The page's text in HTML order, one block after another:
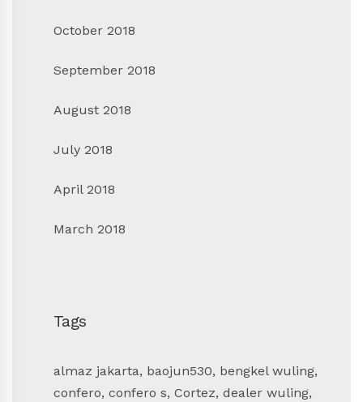
October 2018
September 2018
August 2018
July 2018
April 2018
March 2018
Tags
almaz jakarta, baojun530, bengkel wuling,
confero, confero s, Cortez, dealer wuling,